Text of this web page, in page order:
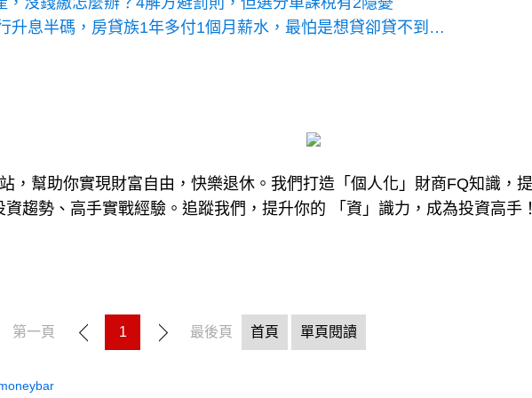
升息半碼，房貸族1年多付1個月薪水，最怕是想貸卻貸不到…
，幫助你實現財富自由，快樂退休。我們打造「個人化」財商FQ知識，提
趨勢、高手實戰經驗。追蹤我們，提升你的 「資」識力，成為投資高手！
第一頁 1 最後頁 首頁 單頁閱讀